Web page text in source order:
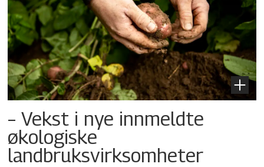
– Vekst i nye innmeldte
økologiske
landbruksvirksomheter